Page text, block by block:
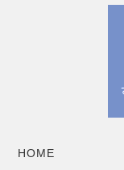
HOME